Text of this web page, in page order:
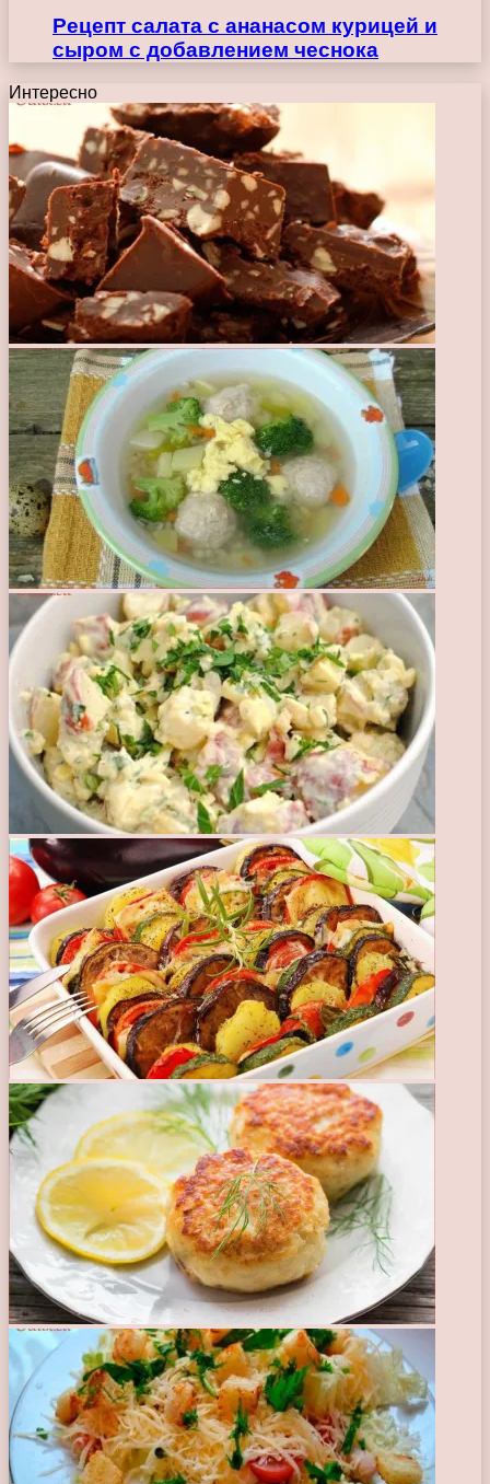
Рецепт салата с ананасом курицей и
сыром с добавлением чеснока
Интересно